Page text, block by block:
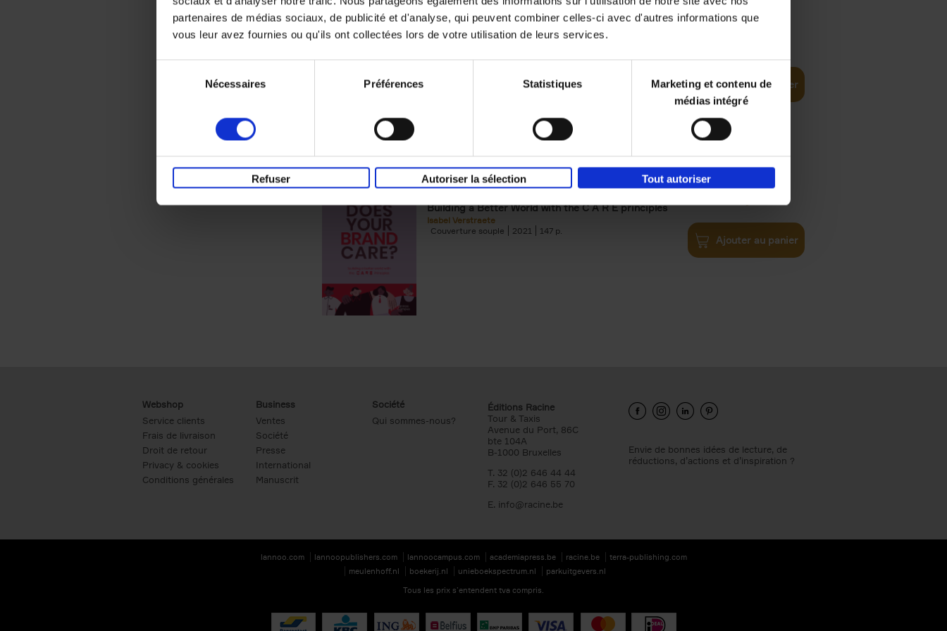
partenaires de médias sociaux, de publicité et d'analyse, qui peuvent combiner celles-ci avec d'autres informations que
vous leur avez fournies ou qu'ils ont collectées lors de votre utilisation de leurs services.
Nécessaires Préférences Statistiques
Marketing et contenu de
médias intégré
Refuser Autoriser la sélection Tout autoriser
Building Bonds = Building Business
Ajouter au panier
Does Your Brand Care?
Building a Better World with the C A R E principles
Isabel Verstraete
Couverture souple
2021 147
€34,99
Ajouter au panier
Webshop
Service clients
Frais de livraison
Droit de retour
Privacy & cookies
Conditions générales
Business
Ventes
Société
Presse
International
Manuscrit
Société
Qui sommes-nous?
Éditions Racine
Tour & Taxis
Avenue du Port, 86C
bte 104A
B-1000 Bruxelles
T. 32 (0)2 646 44 44
F. 32 (0)2 646 55 70
E. info@racine.be
Envie de bonnes idées de lecture, de
réductions, d’actions et d’inspiration ?
lannoo.com lannoopublishers.com lannoocampus.com academiapress.be racine.be
terra-publishing.com
meulenhoff.nl
boekerij.nl unieboekspectrum.nl
parkuitgevers.nl
Tous les prix s’entendent tva compris.